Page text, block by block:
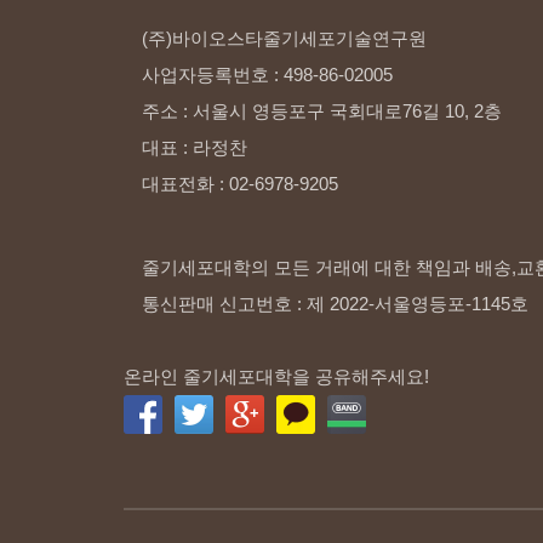
(주)바이오스타줄기세포기술연구원
사업자등록번호 : 498-86-02005
주소 : 서울시 영등포구 국회대로76길 10, 2층
대표 : 라정찬
대표전화 : 02-6978-9205
줄기세포대학의 모든 거래에 대한 책임과 배송,
통신판매 신고번호 : 제 2022-서울영등포-1145호
온라인 줄기세포대학을 공유해주세요!